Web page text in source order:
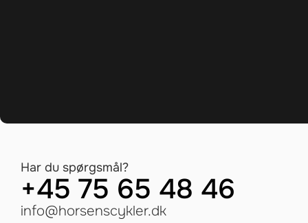
Har du spørgsmål?
+45 75 65 48 46
info@horsenscykler.dk